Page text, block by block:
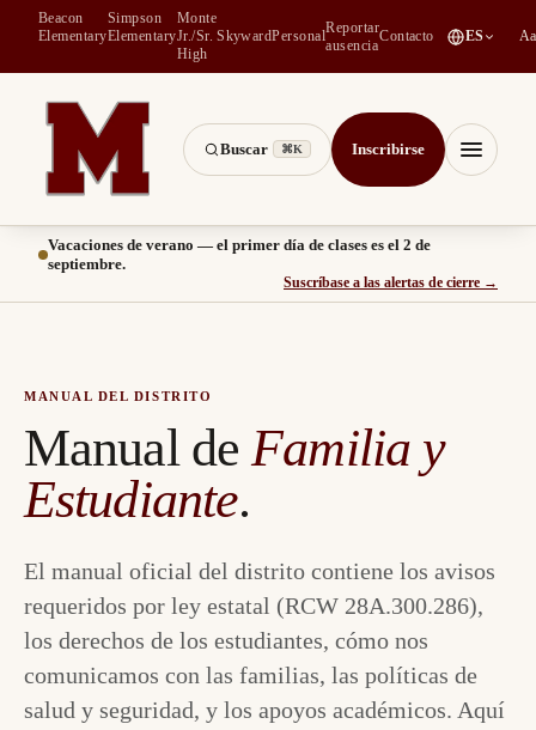
Beacon
Elementary
Simpson
Elementary
Monte
Jr./Sr.
High
Skyward(se abre en una pestaña nueva)
Personal
Reportar
ausencia
Contacto ES Aa
Montesano School District -- Home of the Bulldogs
Buscar ⌘K Inscribirse Menú
Vacaciones de verano — el primer día de clases es el 2 de
septiembre.
Suscríbase a las alertas de cierre →
MANUAL DEL DISTRITO
Manual de Familia y
Estudiante.
El manual oficial del distrito contiene los avisos
requeridos por ley estatal (RCW 28A.300.286),
los derechos de los estudiantes, cómo nos
comunicamos con las familias, las políticas de
salud y seguridad, y los apoyos académicos. Aquí